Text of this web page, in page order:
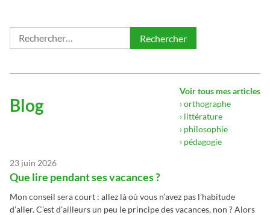
Rechercher :
Blog
Voir tous mes articles
› orthographe
› littérature
› philosophie
› pédagogie
23 juin 2026
Que lire pendant ses vacances ?
Mon conseil sera court : allez là où vous n’avez pas l’habitude
d’aller. C’est d’ailleurs un peu le principe des vacances, non ? Alors